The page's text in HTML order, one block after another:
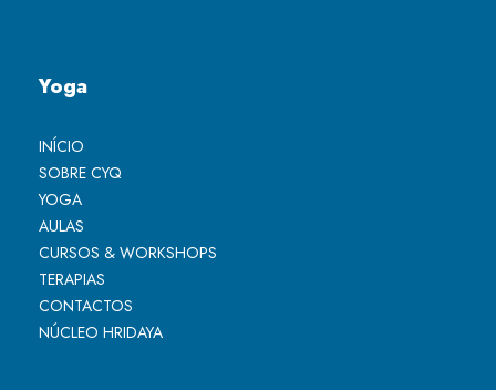
Yoga
INÍCIO
SOBRE CYQ
YOGA
AULAS
CURSOS & WORKSHOPS
TERAPIAS
CONTACTOS
NÚCLEO HRIDAYA